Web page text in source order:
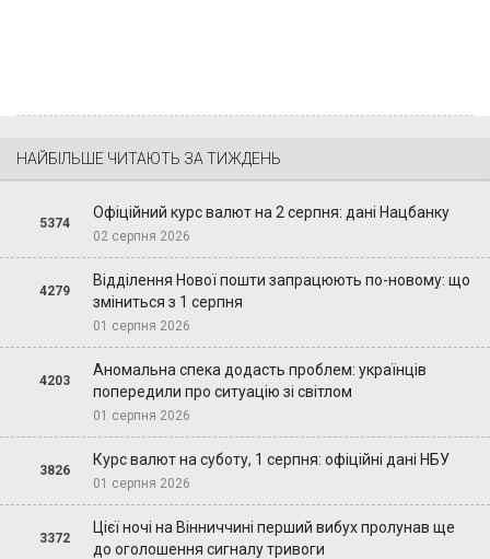
НАЙБІЛЬШЕ ЧИТАЮТЬ ЗА ТИЖДЕНЬ
5374
Офіційний курс валют на 2 серпня: дані Нацбанку
02 серпня 2026
4279
Відділення Нової пошти запрацюють по-новому: що
зміниться з 1 серпня
01 серпня 2026
4203
Аномальна спека додасть проблем: українців
попередили про ситуацію зі світлом
01 серпня 2026
3826
Курс валют на суботу, 1 серпня: офіційні дані НБУ
01 серпня 2026
3372
Цієї ночі на Вінниччині перший вибух пролунав ще
до оголошення сигналу тривоги